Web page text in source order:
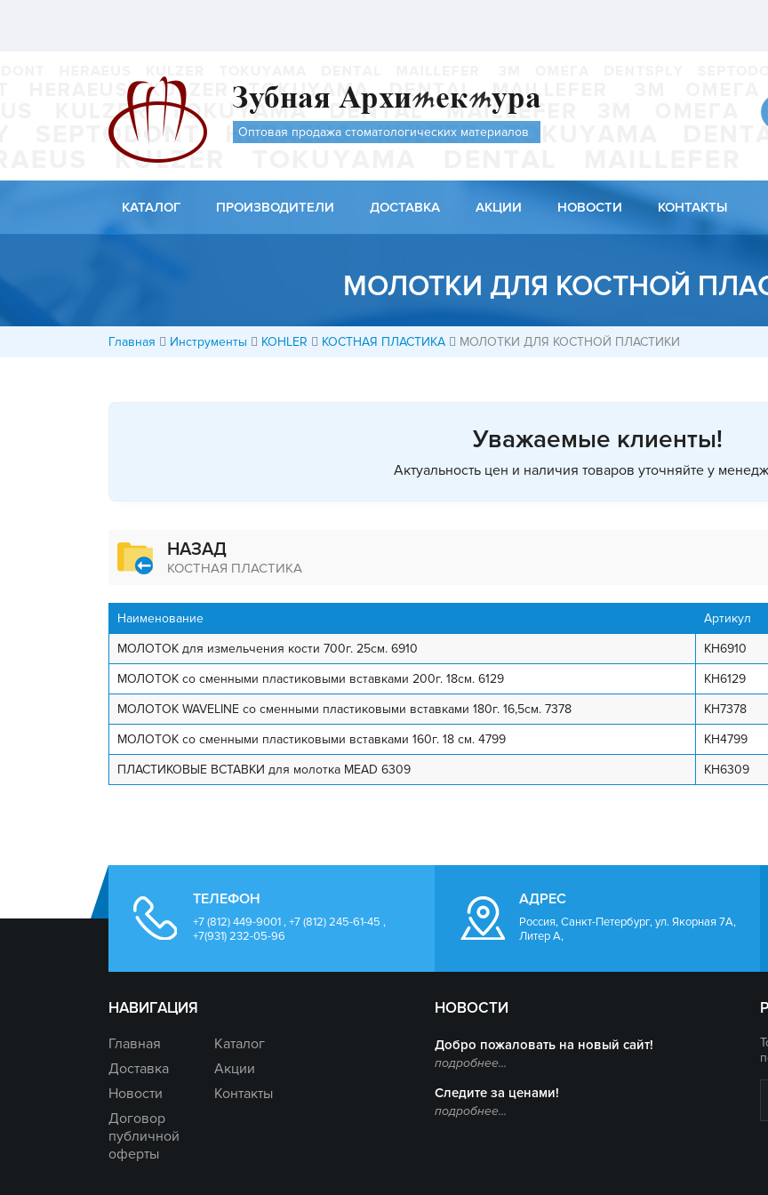
Оптовая продажа стоматологических материалов
КАТАЛОГ ПРОИЗВОДИТЕЛИ ДОСТАВКА АКЦИИ НОВОСТИ КОНТАКТЫ
МОЛОТКИ ДЛЯ КОСТНОЙ
Главная Инструменты KOHLER КОСТНАЯ ПЛАСТИКА МОЛОТКИ ДЛЯ КОСТНОЙ ПЛАСТИКИ
Уважаемые клиенты!
Актуальность цен и наличия товаров уточняйте у
НАЗАД
КОСТНАЯ ПЛАСТИКА
Наименование Артикул
МОЛОТОК для измельчения кости 700г. 25см. 6910
KH6910
МОЛОТОК со сменными пластиковыми вставками 200г. 18см. 6129
KH6129
МОЛОТОК WAVELINE со сменными пластиковыми вставками 180г. 16,5см. 7378
KH7378
МОЛОТОК со сменными пластиковыми вставками 160г. 18 см. 4799
KH4799
ПЛАСТИКОВЫЕ ВСТАВКИ для молотка MEAD 6309
KH6309
ТЕЛЕФОН
+7 (812) 449-9001 , +7 (812) 245-61-45 ,
+7(931) 232-05-96
АДРЕС
Россия, Санкт-Петербург, ул. Якорная 7А,
Литер А,
НАВИГАЦИЯ
Главная
Каталог
Доставка
Акции
Новости
Контакты
Договор
публичной
оферты
НОВОСТИ
Добро пожаловать на новый сайт!
подробнее...
Следите за ценами!
подробнее...